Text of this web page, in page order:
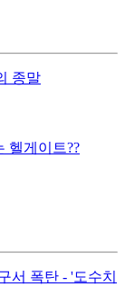
종말
헬게이트??
서 폭탄 - '도수치